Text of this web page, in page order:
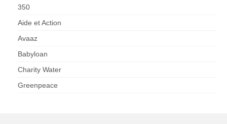
350
Aide et Action
Avaaz
Babyloan
Charity Water
Greenpeace